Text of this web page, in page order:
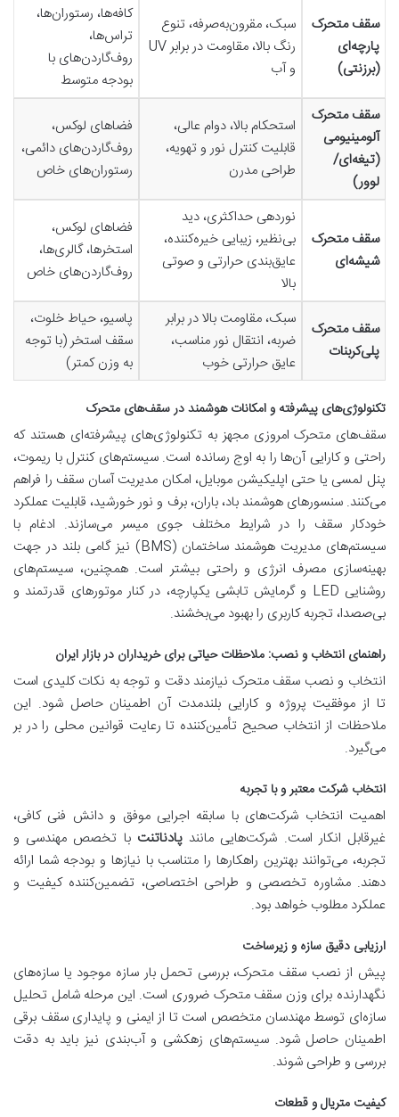
سقف متحرک
پارچه‌ای
(برزنتی)
سبک، مقرون‌به‌صرفه، تنوع
رنگ بالا، مقاومت در برابر UV
و آب
کافه‌ها، رستوران‌ها،
تراس‌ها،
روف‌گاردن‌های با
بودجه متوسط
سقف متحرک
آلومینیومی
(تیغه‌ای/
لوور)
استحکام بالا، دوام عالی،
قابلیت کنترل نور و تهویه،
طراحی مدرن
فضاهای لوکس،
روف‌گاردن‌های دائمی،
رستوران‌های خاص
سقف متحرک
شیشه‌ای
نوردهی حداکثری، دید
بی‌نظیر، زیبایی خیره‌کننده،
عایق‌بندی حرارتی و صوتی
بالا
فضاهای لوکس،
استخرها، گالری‌ها،
روف‌گاردن‌های خاص
سقف متحرک
پلی‌کربنات
سبک، مقاومت بالا در برابر
ضربه، انتقال نور مناسب،
عایق حرارتی خوب
پاسیو، حیاط خلوت،
سقف استخر (با توجه
به وزن کمتر)
تکنولوژی‌های پیشرفته و امکانات هوشمند در سقف‌های متحرک
سقف‌های متحرک امروزی مجهز به تکنولوژی‌های پیشرفته‌ای هستند که
راحتی و کارایی آن‌ها را به اوج رسانده است. سیستم‌های کنترل با ریموت،
پنل لمسی یا حتی اپلیکیشن موبایل، امکان مدیریت آسان سقف را فراهم
می‌کنند. سنسورهای هوشمند باد، باران، برف و نور خورشید، قابلیت عملکرد
خودکار سقف را در شرایط مختلف جوی میسر می‌سازند. ادغام با
سیستم‌های مدیریت هوشمند ساختمان (BMS) نیز گامی بلند در جهت
بهینه‌سازی مصرف انرژی و راحتی بیشتر است. همچنین، سیستم‌های
روشنایی LED و گرمایش تابشی یکپارچه، در کنار موتورهای قدرتمند و
بی‌صصدا، تجربه کاربری را بهبود می‌بخشند.
راهنمای انتخاب و نصب: ملاحظات حیاتی برای خریداران در بازار ایران
انتخاب و نصب سقف متحرک نیازمند دقت و توجه به نکات کلیدی است
تا از موفقیت پروژه و کارایی بلندمدت آن اطمینان حاصل شود. این
ملاحظات از انتخاب صحیح تأمین‌کننده تا رعایت قوانین محلی را در بر
می‌گیرد.
انتخاب شرکت معتبر و با تجربه
اهمیت انتخاب شرکت‌های با سابقه اجرایی موفق و دانش فنی کافی،
غیرقابل انکار است. شرکت‌هایی مانندپادناتنت با تخصص مهندسی و
تجربه، می‌توانند بهترین راهکارها را متناسب با نیازها و بودجه شما ارائه
دهند. مشاوره تخصصی و طراحی اختصاصی، تضمین‌کننده کیفیت و
عملکرد مطلوب خواهد بود.
ارزیابی دقیق سازه و زیرساخت
پیش از نصب سقف متحرک، بررسی تحمل بار سازه موجود یا سازه‌های
نگهدارنده برای وزن سقف متحرک ضروری است. این مرحله شامل تحلیل
سازه‌ای توسط مهندسان متخصص است تا از ایمنی و پایداری سقف برقی
اطمینان حاصل شود. سیستم‌های زهکشی و آب‌بندی نیز باید به دقت
بررسی و طراحی شوند.
کیفیت متریال و قطعات